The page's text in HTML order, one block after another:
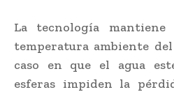
La tecnología
temperatura ambiente
caso en que el agua
esferas impiden la